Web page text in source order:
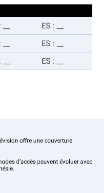
: ES :
: ES :
: ES :
offre une couverture
d’accès peuvent évoluer avec